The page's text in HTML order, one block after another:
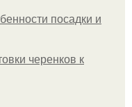
посадки и
черенков к